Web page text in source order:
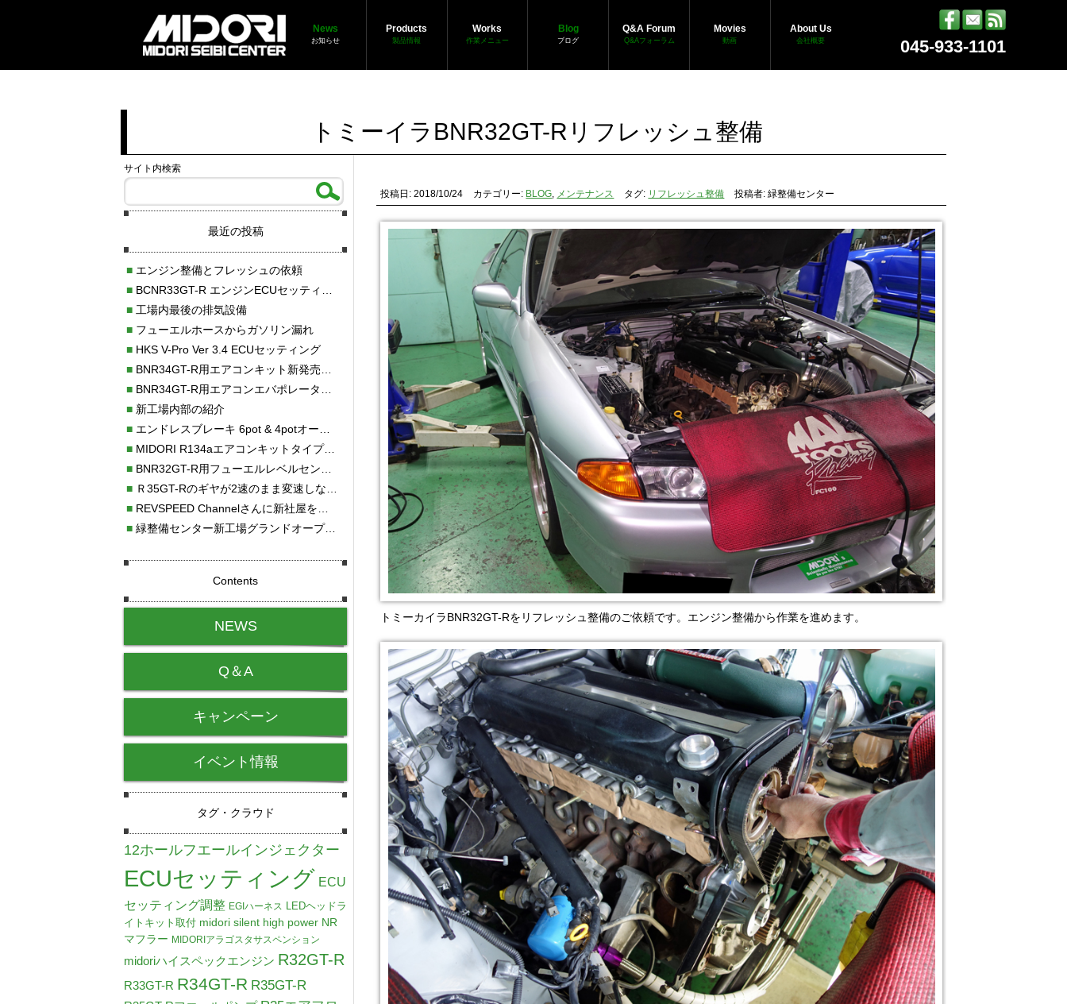
News
お知らせ
Products
製品情報
Works
作業メニュー
Blog
ブログ
Q&A Forum
Q&Aフォーラム
Movies
動画
About Us
会社概要 045-933-1101
トミーイラBNR32GT-Rリフレッシュ整備
投稿日: 2018/10/24 カテゴリー: BLOG, メンテナンス タグ: リフレッシュ整備 投稿者: 緑整備センター
トミーカイラBNR32GT-Rをリフレッシュ整備のご依頼です。エンジン整備から作業を進めます。
サイト内検索
最近の投稿
■エンジン整備とフレッシュの依頼
■BCNR33GT-R エンジンECUセッティング調整
■工場内最後の排気設備
■フューエルホースからガソリン漏れ
■HKS V-Pro Ver 3.4 ECUセッティング
■BNR34GT-R用エアコンキット新発売！！
■BNR34GT-R用エアコンエバポレーターを新発売！！
■新工場内部の紹介
■エンドレスブレーキ 6pot & 4potオーバーホール
■MIDORI R134aエアコンキットタイプⅡ取り付け
■BNR32GT-R用フューエルレベルセンサー新発売！！
■Ｒ35GT-Rのギヤが2速のまま変速しない！！
■REVSPEED Channelさんに新社屋を紹介していただきました!!
■緑整備センター新工場グランドオープン・続報
Contents
NEWS
Q＆A
キャンペーン
イベント情報
タグ・クラウド
12ホールフエールインジェクター
ECUセッティング ECU
セッティング調整 EGIハーネス LEDヘッドラ
イトキット取付 midori silent high power NR
マフラー MIDORIアラゴスタサスペンション
midoriハイスペックエンジン R32GT-R
R33GT-R R34GT-R R35GT-R